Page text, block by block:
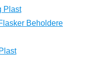
Plast
Beholdere